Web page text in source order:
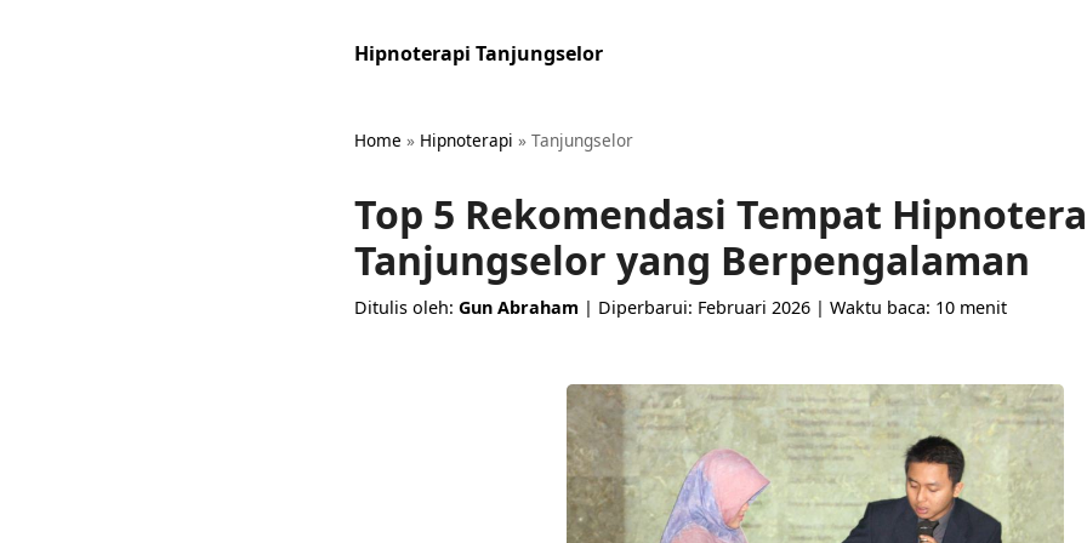
Hipnoterapi Tanjungselor
Home » Hipnoterapi » Tanjungselor
Top 5 Rekomendasi Tempat
Tanjungselor yang Berpengalaman
Ditulis oleh: Gun Abraham | Diperbarui: Februari 2026 | Waktu baca: 10 menit